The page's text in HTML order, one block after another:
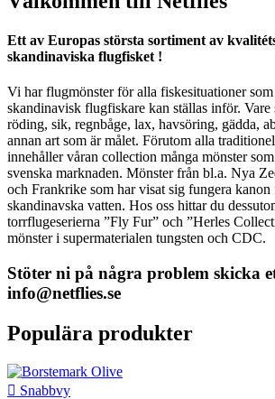
Ett av Europas största sortiment av
skandinaviska flugfisket !
Vi har flugmönster för alla fiskesituationer som
skandinavisk flugfiskare kan ställas inför. Vare
röding, sik, regnbåge, lax, havsöring, gädda,
annan art som är målet. Förutom alla
innehåller våran collection många mönster
svenska marknaden. Mönster från bl.a. Nya
och Frankrike som har visat sig fungera kanon
skandinavska vatten. Hos oss hittar du
torrflugeserierna ”Fly Fur” och ”Herles
mönster i supermaterialen tungsten och CDC.
Stöter ni på några problem skicka
info@netflies.se
Populära produkter
 Snabbvy